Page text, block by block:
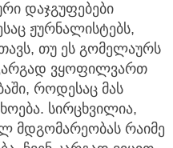
დაჯგუფებები
ჟურნალისტებს,
თავს, თუ ეს გომელაურს
ვყოფილვართ
როდესაც მას
სირცხვილია,
მდგომარეობას რაიმე